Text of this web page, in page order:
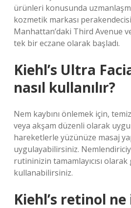
ürünleri konusunda
kozmetik markası
Manhattan’daki Third Avenue
tek bir eczane olarak başladı.
Kiehl’s Ultra
nasıl kullanılır?
Nem kaybını önlemek için,
veya akşam düzenli olarak
hareketlerle yüzünüze masaj
uygulayabilirsiniz.
rutininizin tamamlayıcısı
kullanabilirsiniz.
Kiehl’s retinol